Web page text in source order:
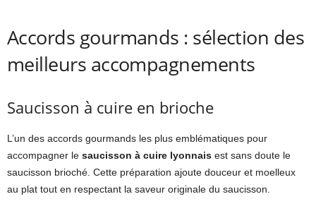
Accords gourmands : sélection des
meilleurs accompagnements
Saucisson à cuire en brioche
L’un des accords gourmands les plus emblématiques pour
accompagner le saucisson à cuire lyonnais est sans doute le
saucisson brioché. Cette préparation ajoute douceur et moelleux
au plat tout en respectant la saveur originale du saucisson.